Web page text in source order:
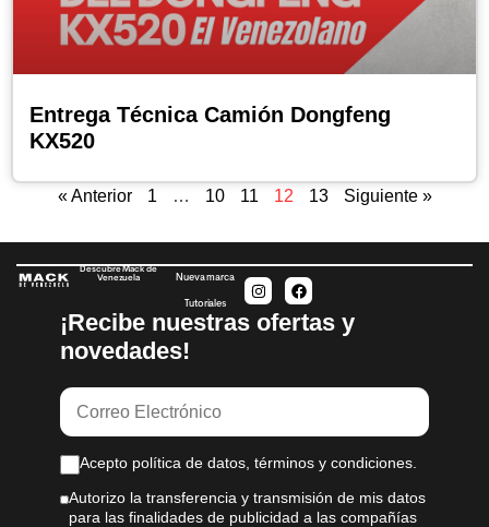
Entrega Técnica Camión Dongfeng
KX520
« Anterior 1 … 10 11 12 13 Siguiente »
Descubre Mack de
Venezuela
Nueva marca
Tutoriales
¡Recibe nuestras ofertas y
novedades!
Acepto política de datos, términos y condiciones.
Autorizo la transferencia y transmisión de mis datos
para las finalidades de publicidad a las compañías